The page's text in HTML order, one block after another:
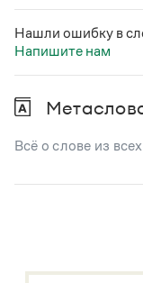
Нашли ошибку в
Напишите нам
Всё о слове из
В метасловаре
Русский